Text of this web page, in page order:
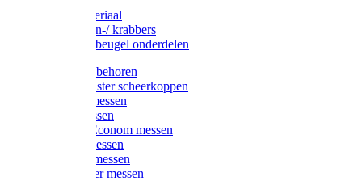
Injectiemateriaal
Hoefmessen-/ krabbers
Hoefbekapbeugel onderdelen
Messen toebehoren
Moser & Oster scheerkoppen
Hauptner messen
Liscop messen
Aesculap/Econom messen
Heiniger messen
Constanta messen
FarmClipper messen